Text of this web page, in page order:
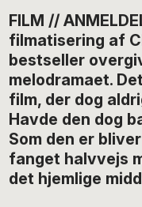
FILM //
filmatisering af
bestseller
melodramaet.
film, der dog
Havde den dog
Som den er
fanget halvvejs
det hjemlige